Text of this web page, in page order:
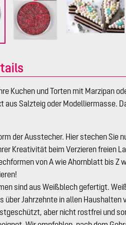
Kuchen und Torten mit Marzipan
aus Salzteig oder Modelliermasse.
der Ausstecher. Hier stechen Sie
Kreativität beim Verzieren freien
von A wie Ahornblatt bis Z
sind aus Weißblech gefertigt.
über Jahrzehnte in allen Haushalten
aber nicht rostfrei und